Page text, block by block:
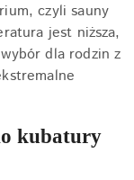
czyli sauny
jest niższa,
dla rodzin z
kubatury